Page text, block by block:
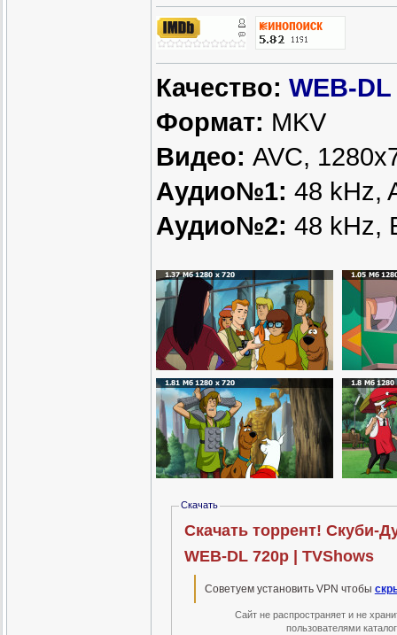
Качество: WEB-
Формат: MKV
Видео: AVC,
Аудио№1: 48 kHz,
Аудио№2: 48 kHz,
Скачать
Скачать торрент! Скуби-
WEB-DL 720p | TVShows
Советуем установить VPN чтобы
Сайт не распространяет и не
пользователями